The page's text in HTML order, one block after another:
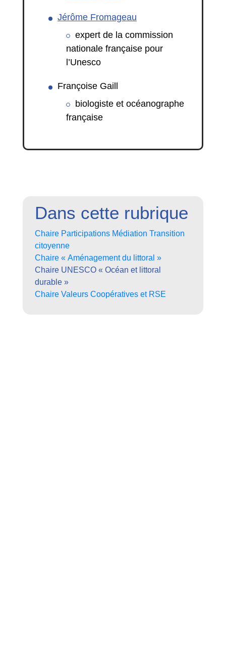
Jérôme Fromageau
expert de la commission
nationale française pour
l’Unesco
Françoise Gaill
biologiste et océanographe
française
Dans cette rubrique
Chaire Participations Médiation Transition
citoyenne
Chaire « Aménagement du littoral »
Chaire UNESCO « Océan et littoral
durable »
Chaire Valeurs Coopératives et RSE